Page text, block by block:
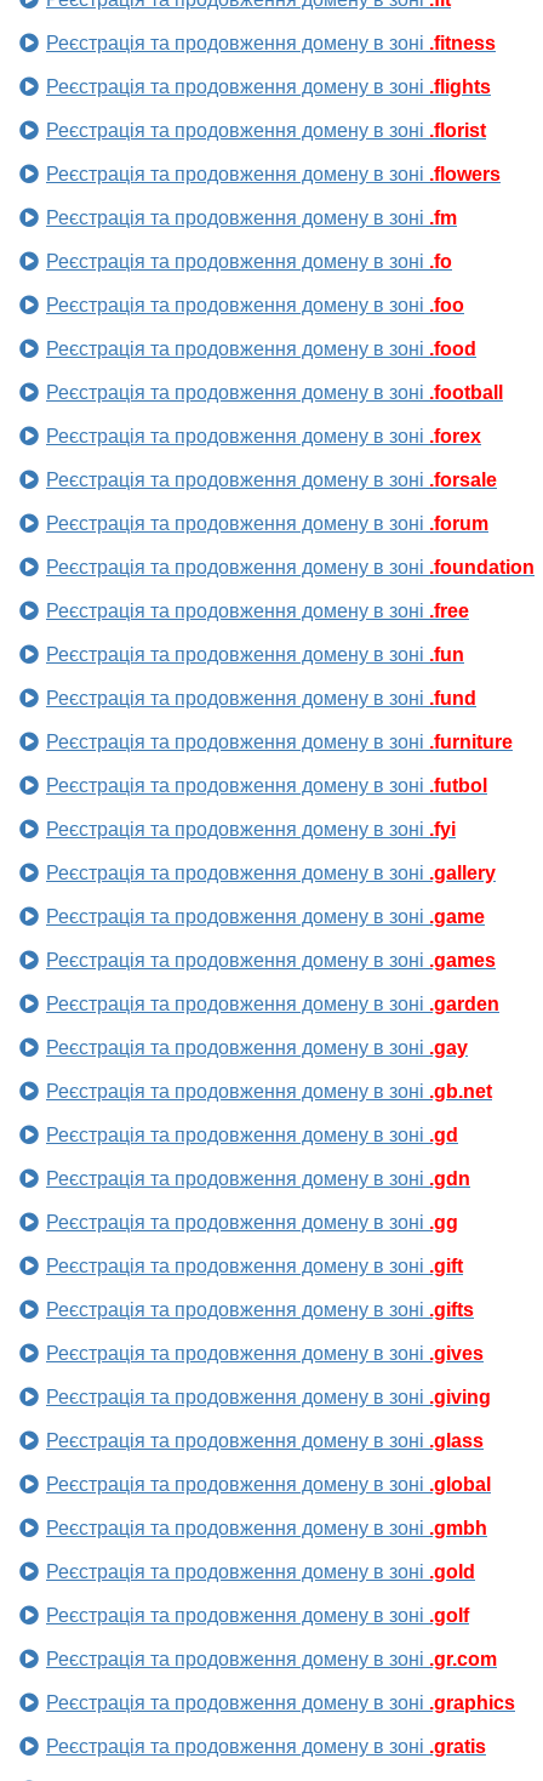
Реєстрація та продовження домену в зоні .fitness
Реєстрація та продовження домену в зоні .flights
Реєстрація та продовження домену в зоні .florist
Реєстрація та продовження домену в зоні .flowers
Реєстрація та продовження домену в зоні .fm
Реєстрація та продовження домену в зоні .fo
Реєстрація та продовження домену в зоні .foo
Реєстрація та продовження домену в зоні .food
Реєстрація та продовження домену в зоні .football
Реєстрація та продовження домену в зоні .forex
Реєстрація та продовження домену в зоні .forsale
Реєстрація та продовження домену в зоні .forum
Реєстрація та продовження домену в зоні .foundation
Реєстрація та продовження домену в зоні .free
Реєстрація та продовження домену в зоні .fun
Реєстрація та продовження домену в зоні .fund
Реєстрація та продовження домену в зоні .furniture
Реєстрація та продовження домену в зоні .futbol
Реєстрація та продовження домену в зоні .fyi
Реєстрація та продовження домену в зоні .gallery
Реєстрація та продовження домену в зоні .game
Реєстрація та продовження домену в зоні .games
Реєстрація та продовження домену в зоні .garden
Реєстрація та продовження домену в зоні .gay
Реєстрація та продовження домену в зоні .gb.net
Реєстрація та продовження домену в зоні .gd
Реєстрація та продовження домену в зоні .gdn
Реєстрація та продовження домену в зоні .gg
Реєстрація та продовження домену в зоні .gift
Реєстрація та продовження домену в зоні .gifts
Реєстрація та продовження домену в зоні .gives
Реєстрація та продовження домену в зоні .giving
Реєстрація та продовження домену в зоні .glass
Реєстрація та продовження домену в зоні .global
Реєстрація та продовження домену в зоні .gmbh
Реєстрація та продовження домену в зоні .gold
Реєстрація та продовження домену в зоні .golf
Реєстрація та продовження домену в зоні .gr.com
Реєстрація та продовження домену в зоні .graphics
Реєстрація та продовження домену в зоні .gratis